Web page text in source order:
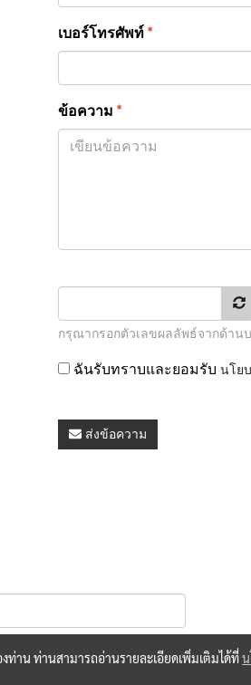
เบอร์โทรศัพท์ *
ข้อความ *
กรุณากรอกตัวเลขผลลัพธ์จากด้าน
ฉันรับทราบและยอมรับ นโย
ส่งข้อความ
ท่าน ท่านสามารถอ่านรายละเอียดเพิ่มเติมได้ที่